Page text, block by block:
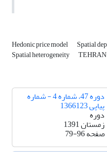
Hedonic price model Spatial
Spatial heterogeneity TEHRAN
دوره 47، شماره 4 - شماره
پیاپی 1366123
دوره
زمستان 1391
صفحه79-96